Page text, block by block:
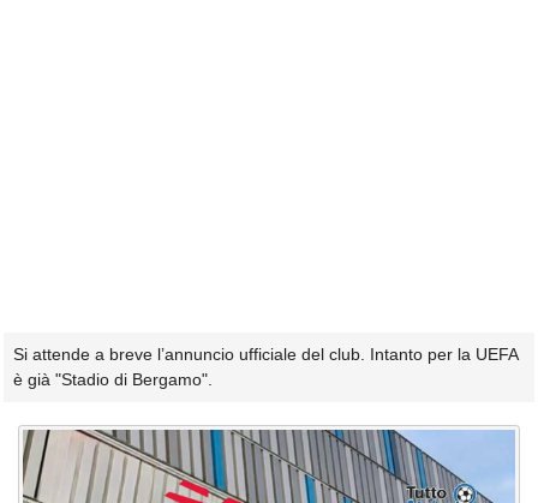
Si attende a breve l’annuncio ufficiale del club. Intanto per la UEFA
è già "Stadio di Bergamo".